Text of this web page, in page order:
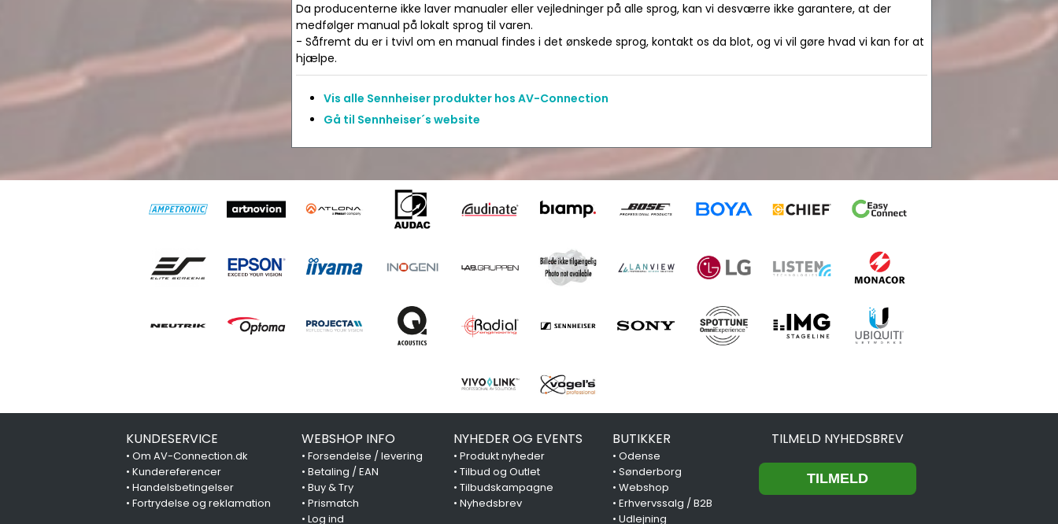
Da producenterne ikke laver manualer eller vejledninger på alle sprog, kan vi desværre ikke garantere, at der
medfølger manual på lokalt sprog til varen.
- Såfremt du er i tvivl om en manual findes i det ønskede sprog, kontakt os da blot, og vi vil gøre hvad vi kan for at
hjælpe.
Vis alle Sennheiser produkter hos AV-Connection
Gå til Sennheiser´s website
KUNDESERVICE
• Om AV-Connection.dk
• Kundereferencer
• Handelsbetingelser
• Fortrydelse og reklamation
WEBSHOP INFO
• Forsendelse / levering
• Betaling / EAN
• Buy & Try
• Prismatch
• Log ind
NYHEDER OG EVENTS
• Produkt nyheder
• Tilbud og Outlet
• Tilbudskampagne
• Nyhedsbrev
BUTIKKER
•Odense
•Sønderborg
•Webshop
•Erhvervssalg / B2B
•Udlejning
TILMELD NYHEDSBREV